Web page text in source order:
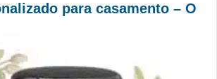
para casamento – O